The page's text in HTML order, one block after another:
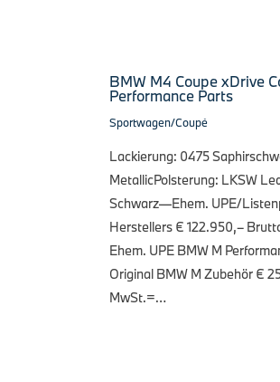
BMW M4 Coupe xDrive
Performance Parts
Sportwagen/Coupé
Lackierung: 0475
MetallicPolsterung: LKSW
Schwarz—Ehem. UPE/
Herstellers € 122.950,–
Ehem. UPE BMW M
Original BMW M Zubehör €
MwSt.=…